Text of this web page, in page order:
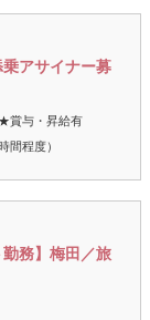
アサイナー募
賞与・昇給有
間程度）
務】梅田／旅